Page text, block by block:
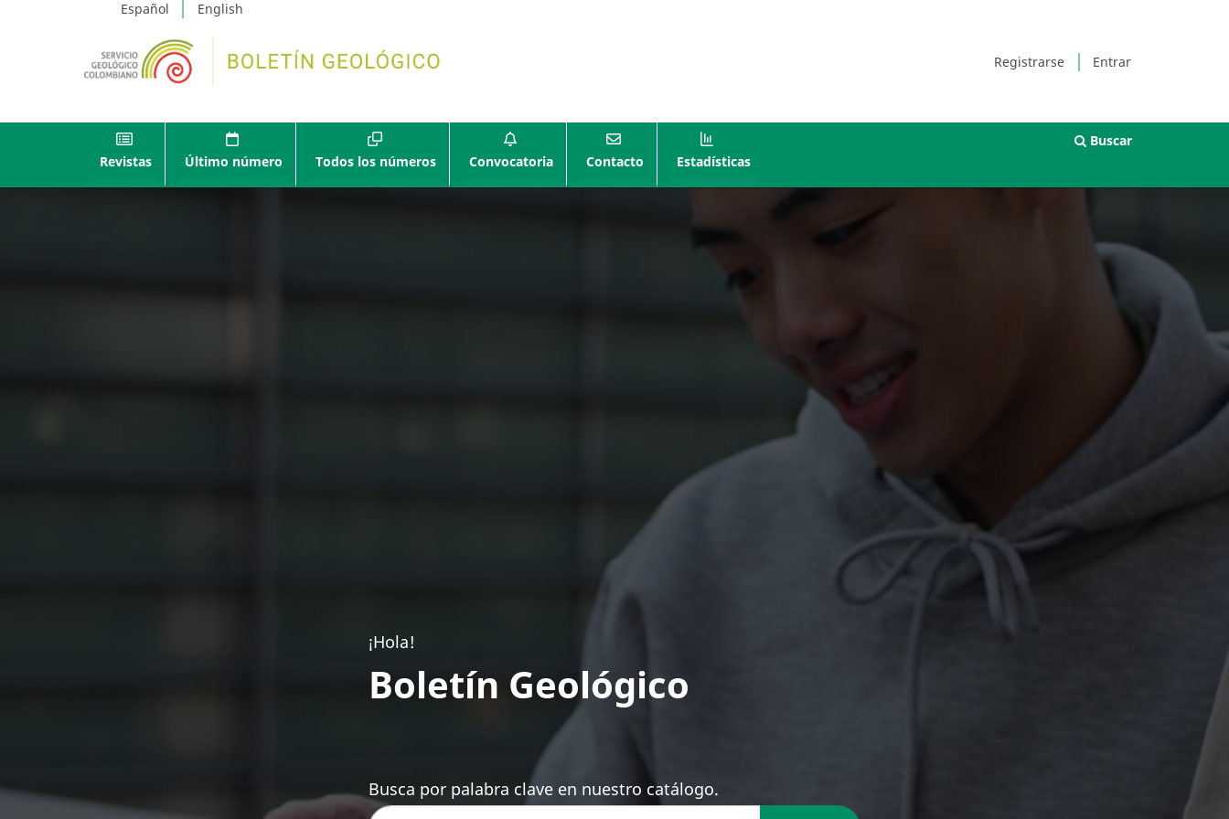
Español English
Registrarse Entrar
Revistas Último número Todos los números Convocatoria Contacto Estadísticas
Buscar
¡Hola!
Boletín Geológico
Busca por palabra clave en nuestro catálogo.